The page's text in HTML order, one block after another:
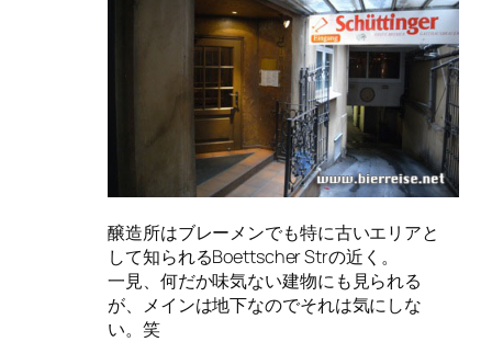
醸造所はブレーメンでも特に古いエリアと
して知られるBoettscher Strの近く。
一見、何だか味気ない建物にも見られる
が、メインは地下なのでそれは気にしな
い。笑